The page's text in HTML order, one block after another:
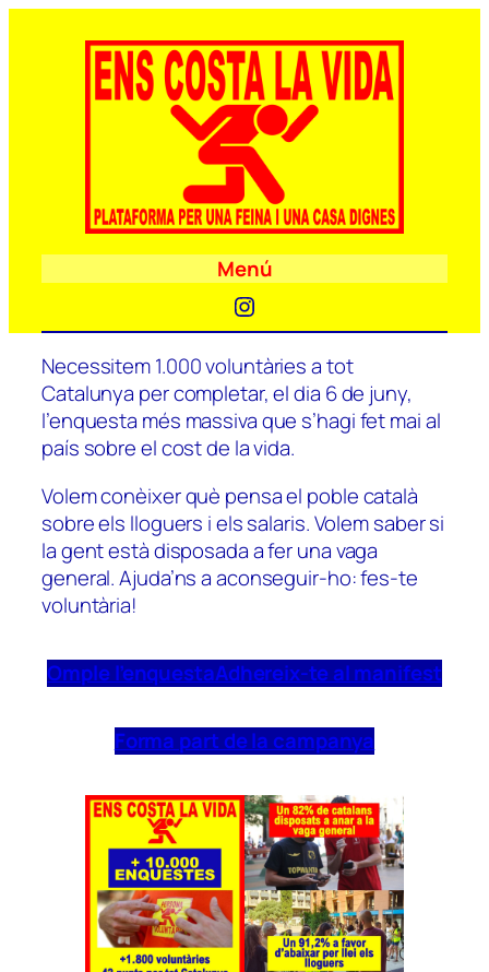
Menú
Instagram
Necessitem 1.000 voluntàries a tot
Catalunya per completar, el dia 6 de juny,
l’enquesta més massiva que s’hagi fet mai al
país sobre el cost de la vida.
Volem conèixer què pensa el poble català
sobre els lloguers i els salaris. Volem saber si
la gent està disposada a fer una vaga
general. Ajuda’ns a aconseguir-ho: fes-te
voluntària!
Omple l’enquestaAdhereix-te al manifest
Forma part de la campanya